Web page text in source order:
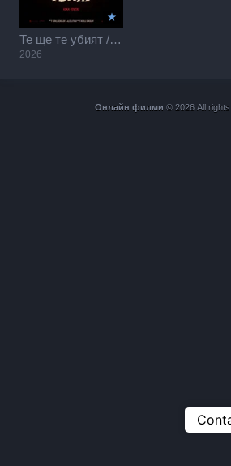
Те ще те убият / They Will Kill You (2026)
2026
Онлайн филми © 2026 All